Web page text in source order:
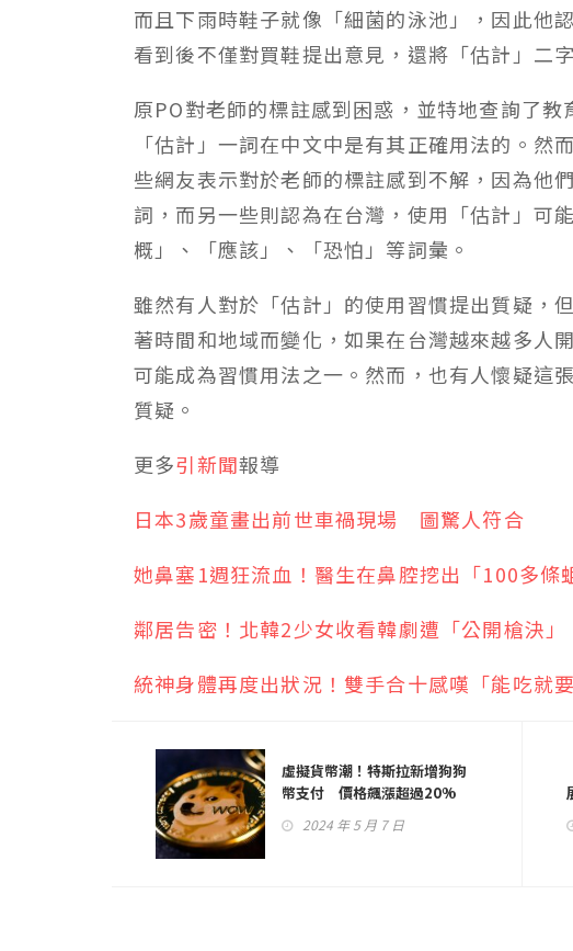
而且下雨時鞋子就像「細菌的泳池」，因此他
看到後不僅對買鞋提出意見，還將「估計」二
原PO對老師的標註感到困惑，並特地查詢了
「估計」一詞在中文中是有其正確用法的。然
些網友表示對於老師的標註感到不解，因為他
詞，而另一些則認為在台灣，使用「估計」可
概」、「應該」、「恐怕」等詞彙。
雖然有人對於「估計」的使用習慣提出質疑，
著時間和地域而變化，如果在台灣越來越多人
可能成為習慣用法之一。然而，也有人懷疑這
質疑。
更多引新聞報導
日本3歲童畫出前世車禍現場 圖驚人符合
她鼻塞1週狂流血！醫生在鼻腔挖出「100多條
鄰居告密！北韓2少女收看韓劇遭「公開槍決」
統神身體再度出狀況！雙手合十感嘆「能吃就要
虛擬貨幣潮！特斯拉新增狗狗
幣支付 價格飆漲超過20%
2024 年 5 月 7 日